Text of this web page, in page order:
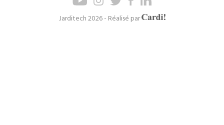
navigationJarditech 2026 - Réalisé par
Axel